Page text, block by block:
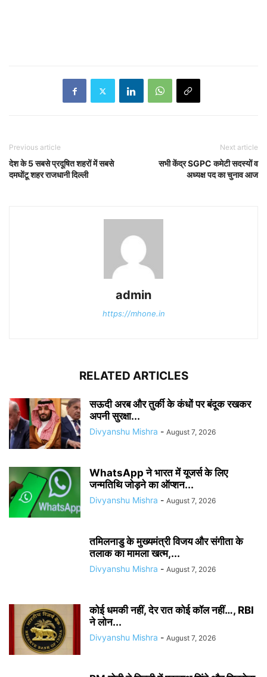
Previous article
देश के 5 सबसे प्रदूषित शहरों में सबसे
दमघोंटू शहर राजधानी दिल्ली
Next article
सभी केंद्र SGPC कमेटी सदस्यों व
अध्यक्ष पद का चुनाव आज
admin
https://mhone.in
RELATED ARTICLES
सऊदी अरब और तुर्की के कंधों पर बंदूक रखकर
अपनी सुरक्षा...
Divyanshu Mishra - August 7, 2026
WhatsApp ने भारत में यूजर्स के लिए
जन्मतिथि जोड़ने का ऑप्शन...
Divyanshu Mishra - August 7, 2026
तमिलनाडु के मुख्यमंत्री विजय और संगीता के
तलाक का मामला खत्म,...
Divyanshu Mishra - August 7, 2026
कोई धमकी नहीं, देर रात कोई कॉल नहीं…, RBI
ने लोन...
Divyanshu Mishra - August 7, 2026